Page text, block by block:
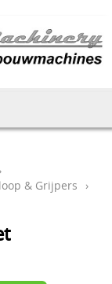
›
& Grijpers
›